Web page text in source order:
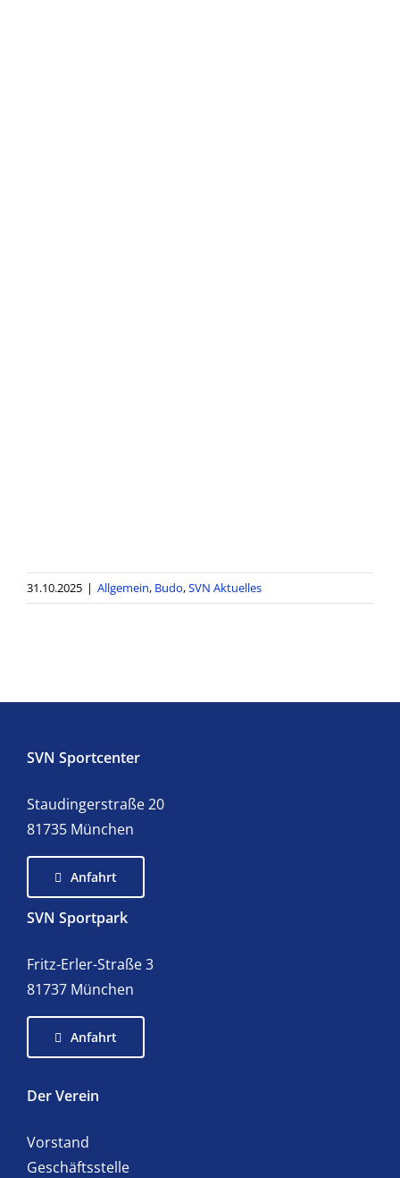
31.10.2025 | Allgemein, Budo,SVN Aktuelles
SVN Sportcenter
Staudingerstraße 20
81735 München
Anfahrt
SVN Sportpark
Fritz-Erler-Straße 3
81737 München
Anfahrt
Der Verein
Vorstand
Geschäftsstelle